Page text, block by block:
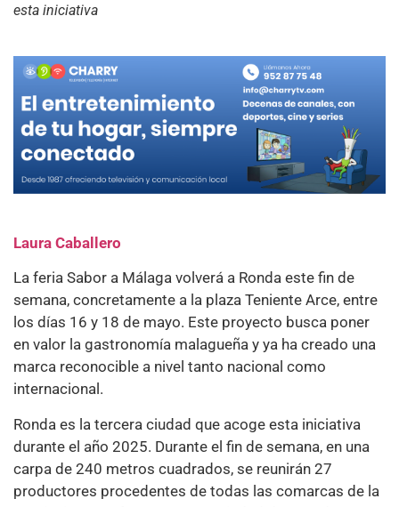
esta iniciativa
Laura Caballero
La feria Sabor a Málaga volverá a Ronda este fin de
semana, concretamente a la plaza Teniente Arce, entre
los días 16 y 18 de mayo. Este proyecto busca poner
en valor la gastronomía malagueña y ya ha creado una
marca reconocible a nivel tanto nacional como
internacional.
Ronda es la tercera ciudad que acoge esta iniciativa
durante el año 2025. Durante el fin de semana, en una
carpa de 240 metros cuadrados, se reunirán 27
productores procedentes de todas las comarcas de la